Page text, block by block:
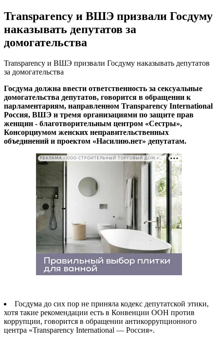
Transparency и ВШЭ призвали Госдуму
наказывать депутатов за
домогательства
Transparency и ВШЭ призвали Госдуму наказывать депутатов
за домогательства
Госдума должна ввести ответственность за сексуальные
домогательства депутатов, говорится в обращении к
парламентариям, направленном Transparency International
Россия, ВШЭ и тремя организациями по защите прав
женщин - благотворительным центром «Сестры»,
Консорциумом женских неправительственных
объединений и проектом «Насилию.нет» депутатам.
РЕКЛАМА • ООО СТРОИТЕЛЬНЫЙ ТОРГОВЫЙ ДОМ «ПЕТРОВИЧ». ИНН: 7802348846
Госдума до сих пор не приняла кодекс депутатской этики,
хотя такие рекомендации есть в Конвенции ООН против
коррупции, говорится в обращении антикоррупционного
центра «Transparency International — Россия».